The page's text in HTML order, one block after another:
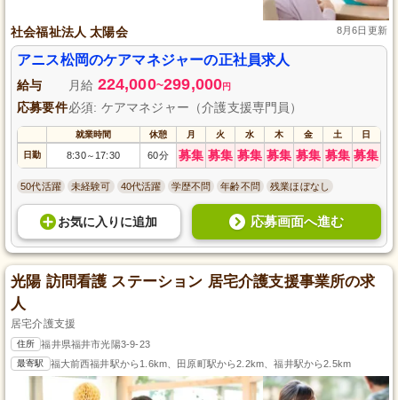
社会福祉法人 太陽会 8月6日更新
アニス松岡のケアマネジャーの正社員求人
給与 月給 224,000~299,000円
応募要件必須: ケアマネジャー（介護支援専門員）
就業時間 休憩 月 火 水 木 金 土 日
日勤 8:30～ 17:30 60分 募集 募集 募集 募集 募集 募集 募集
50代活躍 未経験可 40代活躍 学歴不問 年齢不問 残業ほぼなし
お気に入り に追加 応募画面へ進む
光陽 訪問看護 ステーション 居宅介護支援事業所の求
人
居宅介護支援
住所 福井県福井市光陽3-9-23
最寄駅 福大前西福井駅から1.6km、田原町駅から2.2km、福井駅から2.5km